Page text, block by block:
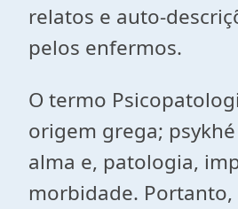
relatos e auto-
pelos enfermos.
O termo
origem grega;
alma e, patologia,
morbidade.